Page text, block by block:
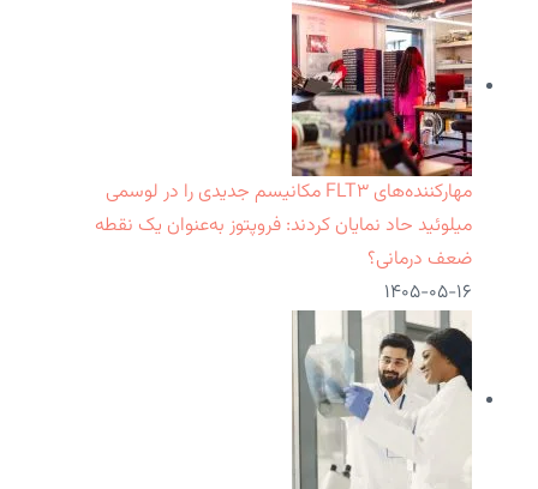
مهارکننده‌های FLT۳ مکانیسم جدیدی را در لوسمی
میلوئید حاد نمایان کردند: فروپتوز به‌عنوان یک نقطه
ضعف درمانی؟
۱۴۰۵-۰۵-۱۶